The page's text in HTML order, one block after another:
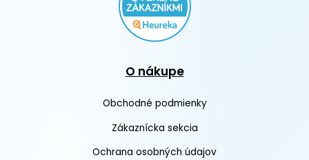
O nákupe
Obchodné podmienky
Zákaznícka sekcia
Ochrana osobných údajov